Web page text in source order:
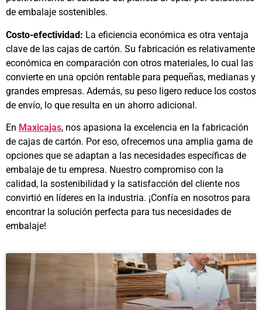
de embalaje sostenibles.
Costo-efectividad: La eficiencia económica es otra ventaja
clave de las cajas de cartón. Su fabricación es relativamente
económica en comparación con otros materiales, lo cual las
convierte en una opción rentable para pequeñas, medianas y
grandes empresas. Además, su peso ligero reduce los costos
de envío, lo que resulta en un ahorro adicional.
En Maxicajas, nos apasiona la excelencia en la fabricación
de cajas de cartón. Por eso, ofrecemos una amplia gama de
opciones que se adaptan a las necesidades específicas de
embalaje de tu empresa. Nuestro compromiso con la
calidad, la sostenibilidad y la satisfacción del cliente nos
convirtió en líderes en la industria. ¡Confía en nosotros para
encontrar la solución perfecta para tus necesidades de
embalaje!